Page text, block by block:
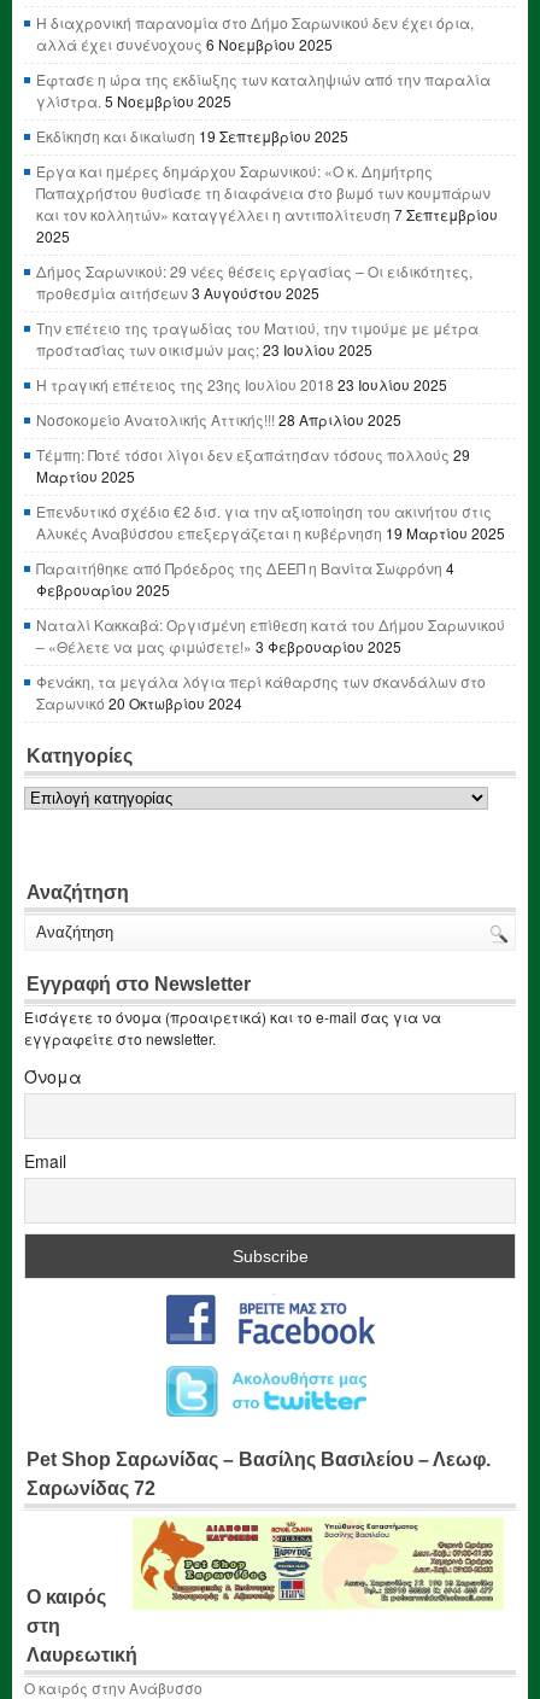
Η διαχρονική παρανομία στο Δήμο Σαρωνικού δεν έχει όρια,
αλλά έχει συνένοχους 6 Νοεμβρίου 2025
Έφτασε η ώρα της εκδίωξης των καταληψιών από την παραλία
γλίστρα. 5 Νοεμβρίου 2025
Εκδίκηση και δικαίωση 19 Σεπτεμβρίου 2025
Έργα και ημέρες δημάρχου Σαρωνικού: «Ο κ. Δημήτρης
Παπαχρήστου θυσίασε τη διαφάνεια στο βωμό των κουμπάρων
και τον κολλητών» καταγγέλλει η αντιπολίτευση 7 Σεπτεμβρίου
2025
Δήμος Σαρωνικού: 29 νέες θέσεις εργασίας – Οι ειδικότητες,
προθεσμία αιτήσεων3 Αυγούστου 2025
Την επέτειο της τραγωδίας του Ματιού, την τιμούμε με μέτρα
προστασίας των οικισμών μας;23 Ιουλίου 2025
Η τραγική επέτειος της 23ης Ιουλίου 2018 23 Ιουλίου 2025
Νοσοκομείο Ανατολικής Αττικής!!! 28 Απριλίου 2025
Τέμπη: Ποτέ τόσοι λίγοι δεν εξαπάτησαν τόσους πολλούς 29
Μαρτίου 2025
Επενδυτικό σχέδιο €2 δισ. για την αξιοποίηση του ακινήτου στις
Αλυκές Αναβύσσου επεξεργάζεται η κυβέρνηση 19 Μαρτίου 2025
Παραιτήθηκε από Πρόεδρος της ΔΕΕΠ η Βανίτα Σωφρόνη 4
Φεβρουαρίου 2025
Ναταλί Κακκαβά: Οργισμένη επίθεση κατά του Δήμου Σαρωνικού
– «Θέλετε να μας φιμώσετε!» 3 Φεβρουαρίου 2025
Φενάκη, τα μεγάλα λόγια περί κάθαρσης των σκανδάλων στο
Σαρωνικό 20 Οκτωβρίου 2024
Κατηγορίες
Κατηγορίες
Αναζήτηση
Εγγραφή στο Newsletter
Εισάγετε το όνομα (προαιρετικά) και το e-mail σας για να
εγγραφείτε στο newsletter.
Όνομα
Email
Pet Shop Σαρωνίδας – Βασίλης Βασιλείου – Λεωφ.
Σαρωνίδας 72
Ο καιρός
στη
Λαυρεωτική
Ο καιρός στην Ανάβυσσο